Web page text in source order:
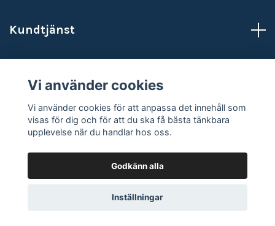
Kundtjänst
Sociala medier
© 2026 NataliasAteljePowered by Quickbutik
Vi använder cookies
Vi använder cookies för att anpassa det innehåll som
visas för dig och för att du ska få bästa tänkbara
upplevelse när du handlar hos oss.
Godkänn alla
Inställningar